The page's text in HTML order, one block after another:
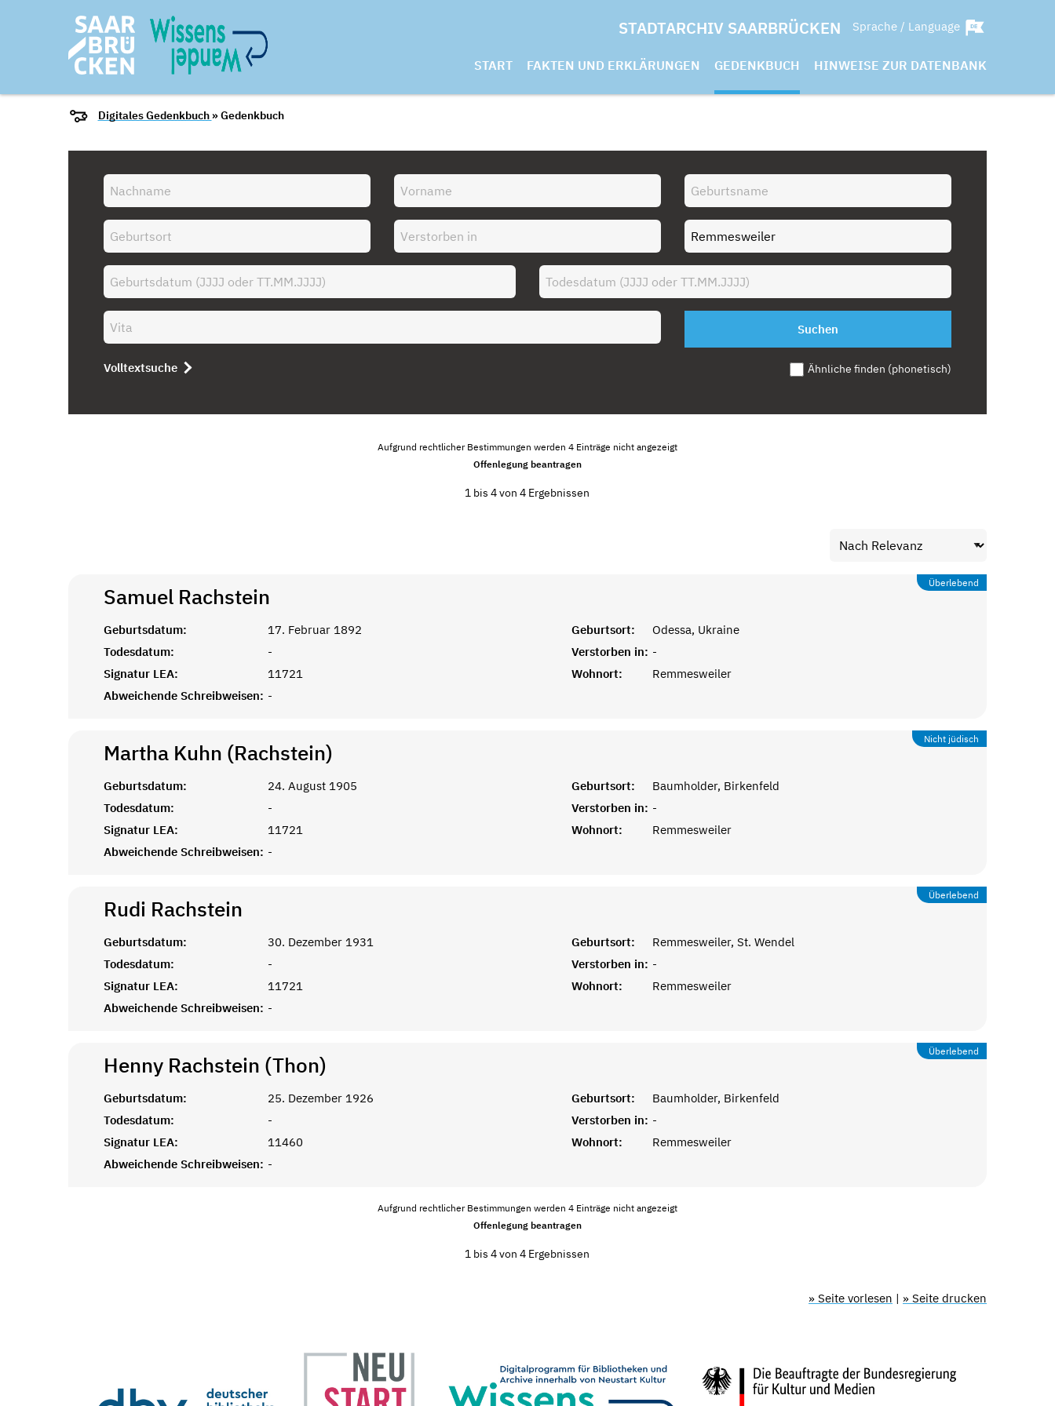
STADTARCHIV SAARBRÜCKEN Sprache / Language
START FAKTEN UND ERKLÄRUNGEN GEDENKBUCH HINWEISE ZUR DATENBANK
Digitales Gedenkbuch » Gedenkbuch
Suchen
Volltextsuche Ähnliche finden (phonetisch)
Aufgrund rechtlicher Bestimmungen werden 4 Einträge nicht angezeigt
Offenlegung beantragen
1 bis 4 von 4 Ergebnissen
Überlebend
Samuel Rachstein
Geburtsdatum: 17. Februar 1892 Geburtsort:
Odessa, Ukraine
Todesdatum:
- Verstorben in: -
Signatur LEA:
11721 Wohnort:
Remmesweiler
Abweichende Schreibweisen: -
Nicht jüdisch
Martha Kuhn (Rachstein)
Geburtsdatum: 24. August 1905 Geburtsort:
Baumholder, Birkenfeld
Todesdatum:
- Verstorben in: -
Signatur LEA:
11721 Wohnort:
Remmesweiler
Abweichende Schreibweisen: -
Überlebend
Rudi Rachstein
Geburtsdatum: 30. Dezember 1931 Geburtsort:
Remmesweiler, St. Wendel
Todesdatum:
- Verstorben in: -
Signatur LEA:
11721 Wohnort:
Remmesweiler
Abweichende Schreibweisen: -
Überlebend
Henny Rachstein (Thon)
Geburtsdatum: 25. Dezember 1926 Geburtsort:
Baumholder, Birkenfeld
Todesdatum:
- Verstorben in: -
Signatur LEA:
11460 Wohnort:
Remmesweiler
Abweichende Schreibweisen: -
Aufgrund rechtlicher Bestimmungen werden 4 Einträge nicht angezeigt
Offenlegung beantragen
1 bis 4 von 4 Ergebnissen
» Seite vorlesen | » Seite drucken